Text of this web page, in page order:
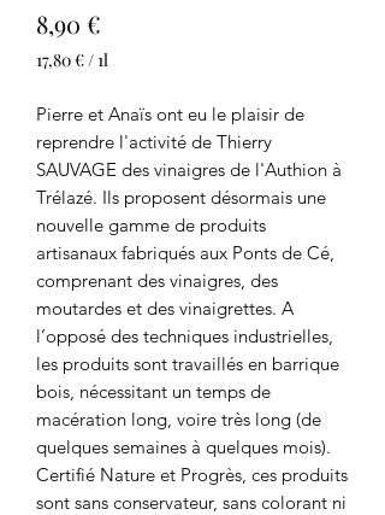
8,90 €
17,80 €/1l
pour
1
Litre
Pierre et Anaïs ont eu le plaisir de
reprendre l'activité de Thierry
SAUVAGE des vinaigres de l'Authion à
Trélazé. Ils proposent désormais une
nouvelle gamme de produits
artisanaux fabriqués aux Ponts de Cé,
comprenant des vinaigres, des
moutardes et des vinaigrettes. A
l’opposé des techniques industrielles,
les produits sont travaillés en barrique
bois, nécessitant un temps de
macération long, voire très long (de
quelques semaines à quelques mois).
Certifié Nature et Progrès, ces produits
sont sans conservateur, sans colorant ni